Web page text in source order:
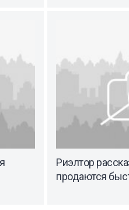
Риэлтор
продаются